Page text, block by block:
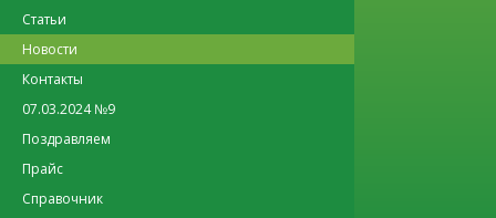
Статьи
Новости
Контакты
07.03.2024 №9
Поздравляем
Прайс
Справочник